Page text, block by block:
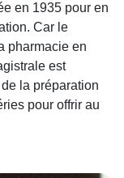
en 1935 pour en
Car le
pharmacie en
est
la préparation
pour offrir au